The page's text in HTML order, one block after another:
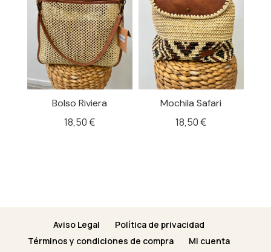
Bolso Riviera
18,50€
Mochila Safari
18,50€
Aviso Legal
Política de privacidad
Términos y condiciones de compra
Mi cuenta